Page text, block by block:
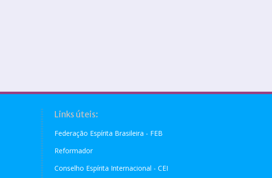
Links úteis:
Federação Espírita Brasileira - FEB
Reformador
Conselho Espírita Internacional - CEI